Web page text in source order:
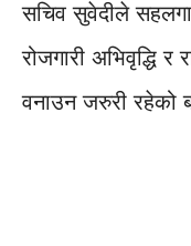
सचिव सुवेदीले
रोजगारी अभिवृद्धि
वनाउन जरुरी रहेको